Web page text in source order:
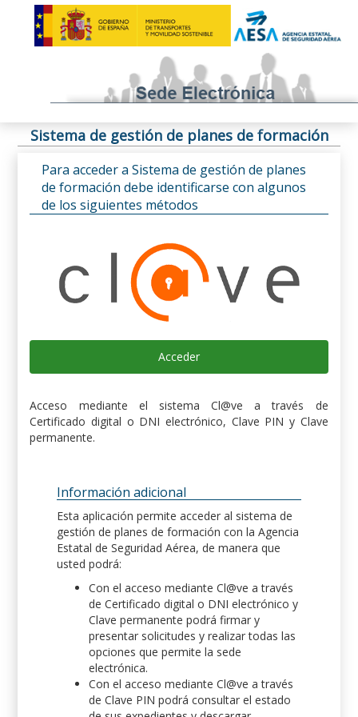
Sistema de gestión de planes de formación
Para acceder a Sistema de gestión de planes
de formación debe identificarse con algunos
de los siguientes métodos
Acceder
Acceso mediante el sistema Cl@ve a través de
Certificado digital o DNI electrónico, Clave PIN y Clave
permanente.
Información adicional
Esta aplicación permite acceder al sistema de
gestión de planes de formación con la Agencia
Estatal de Seguridad Aérea, de manera que
usted podrá:
Con el acceso mediante Cl@ve a través
de Certificado digital o DNI electrónico y
Clave permanente podrá firmar y
presentar solicitudes y realizar todas las
opciones que permite la sede
electrónica.
Con el acceso mediante Cl@ve a través
de Clave PIN podrá consultar el estado